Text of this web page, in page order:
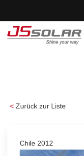
< Zurück zur Liste
Chile 2012